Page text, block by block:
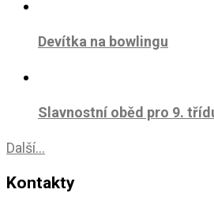
Devítka na bowlingu
Slavnostní oběd pro 9.
Další...
Kontakty